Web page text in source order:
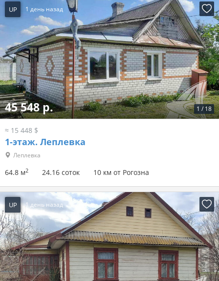
UP 1 день назад
1 / 18
45 548 р.
≈ 15 448 $
1-этаж. Леплевка
Леплевка
64.8 м2 24.16 соток 10 км от Рогозна
UP 1 день назад